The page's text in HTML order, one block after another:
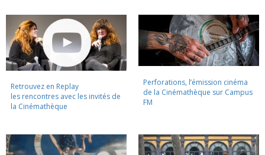
Retrouvez en Replay
les rencontres avec les invités de
la Cinémathèque
Perforations, l’émission cinéma
de la Cinémathèque sur Campus
FM